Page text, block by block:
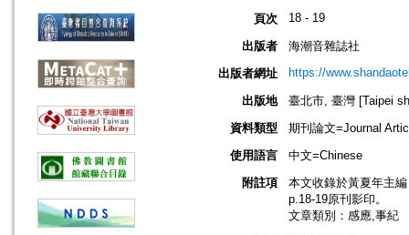
頁次 18 - 19
出版者
海潮音雜誌社
出版者網址
https://
出版地
臺北市, 臺灣 [Taipei
資料類型
期刊論文=Journal
使用語言
中文=Chinese
附註項
本文收錄於黃夏年主
p.18-19原刊影印。
文章類別：感應,事紀